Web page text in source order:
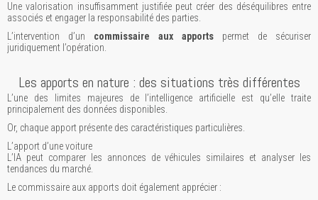
Une valorisation insuffisamment justifiée peut créer des déséquilibres entre
associés et engager la responsabilité des parties.
L’intervention d’un commissaire aux apports permet de sécuriser
juridiquement l’opération.
Les apports en nature : des situations très différentes
L’une des limites majeures de l’intelligence artificielle est qu’elle traite
principalement des données disponibles.
Or, chaque apport présente des caractéristiques particulières.
L’apport d’une voiture
L’IA peut comparer les annonces de véhicules similaires et analyser les
tendances du marché.
Le commissaire aux apports doit également apprécier :